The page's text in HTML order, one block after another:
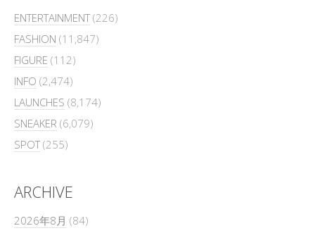
ENTERTAINMENT(226)
FASHION (11,847)
FIGURE (112)
INFO (2,474)
LAUNCHES (8,174)
SNEAKER (6,079)
SPOT(255)
ARCHIVE
2026年8月 (84)